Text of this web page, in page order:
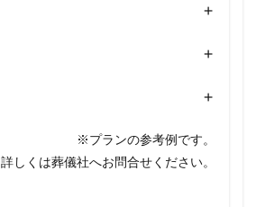
+
+
+
※プランの参考例です。
詳しくは葬儀社へお問合せください。